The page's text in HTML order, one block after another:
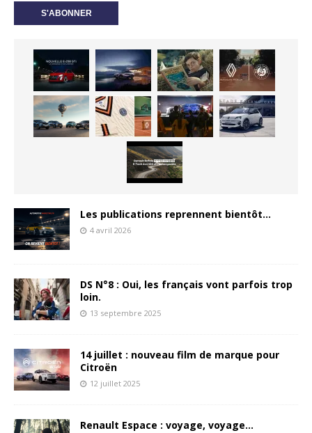
Les publications reprennent bientôt…
4 avril 2026
DS N°8 : Oui, les français vont parfois trop
loin.
13 septembre 2025
14 juillet : nouveau film de marque pour
Citroën
12 juillet 2025
Renault Espace : voyage, voyage…